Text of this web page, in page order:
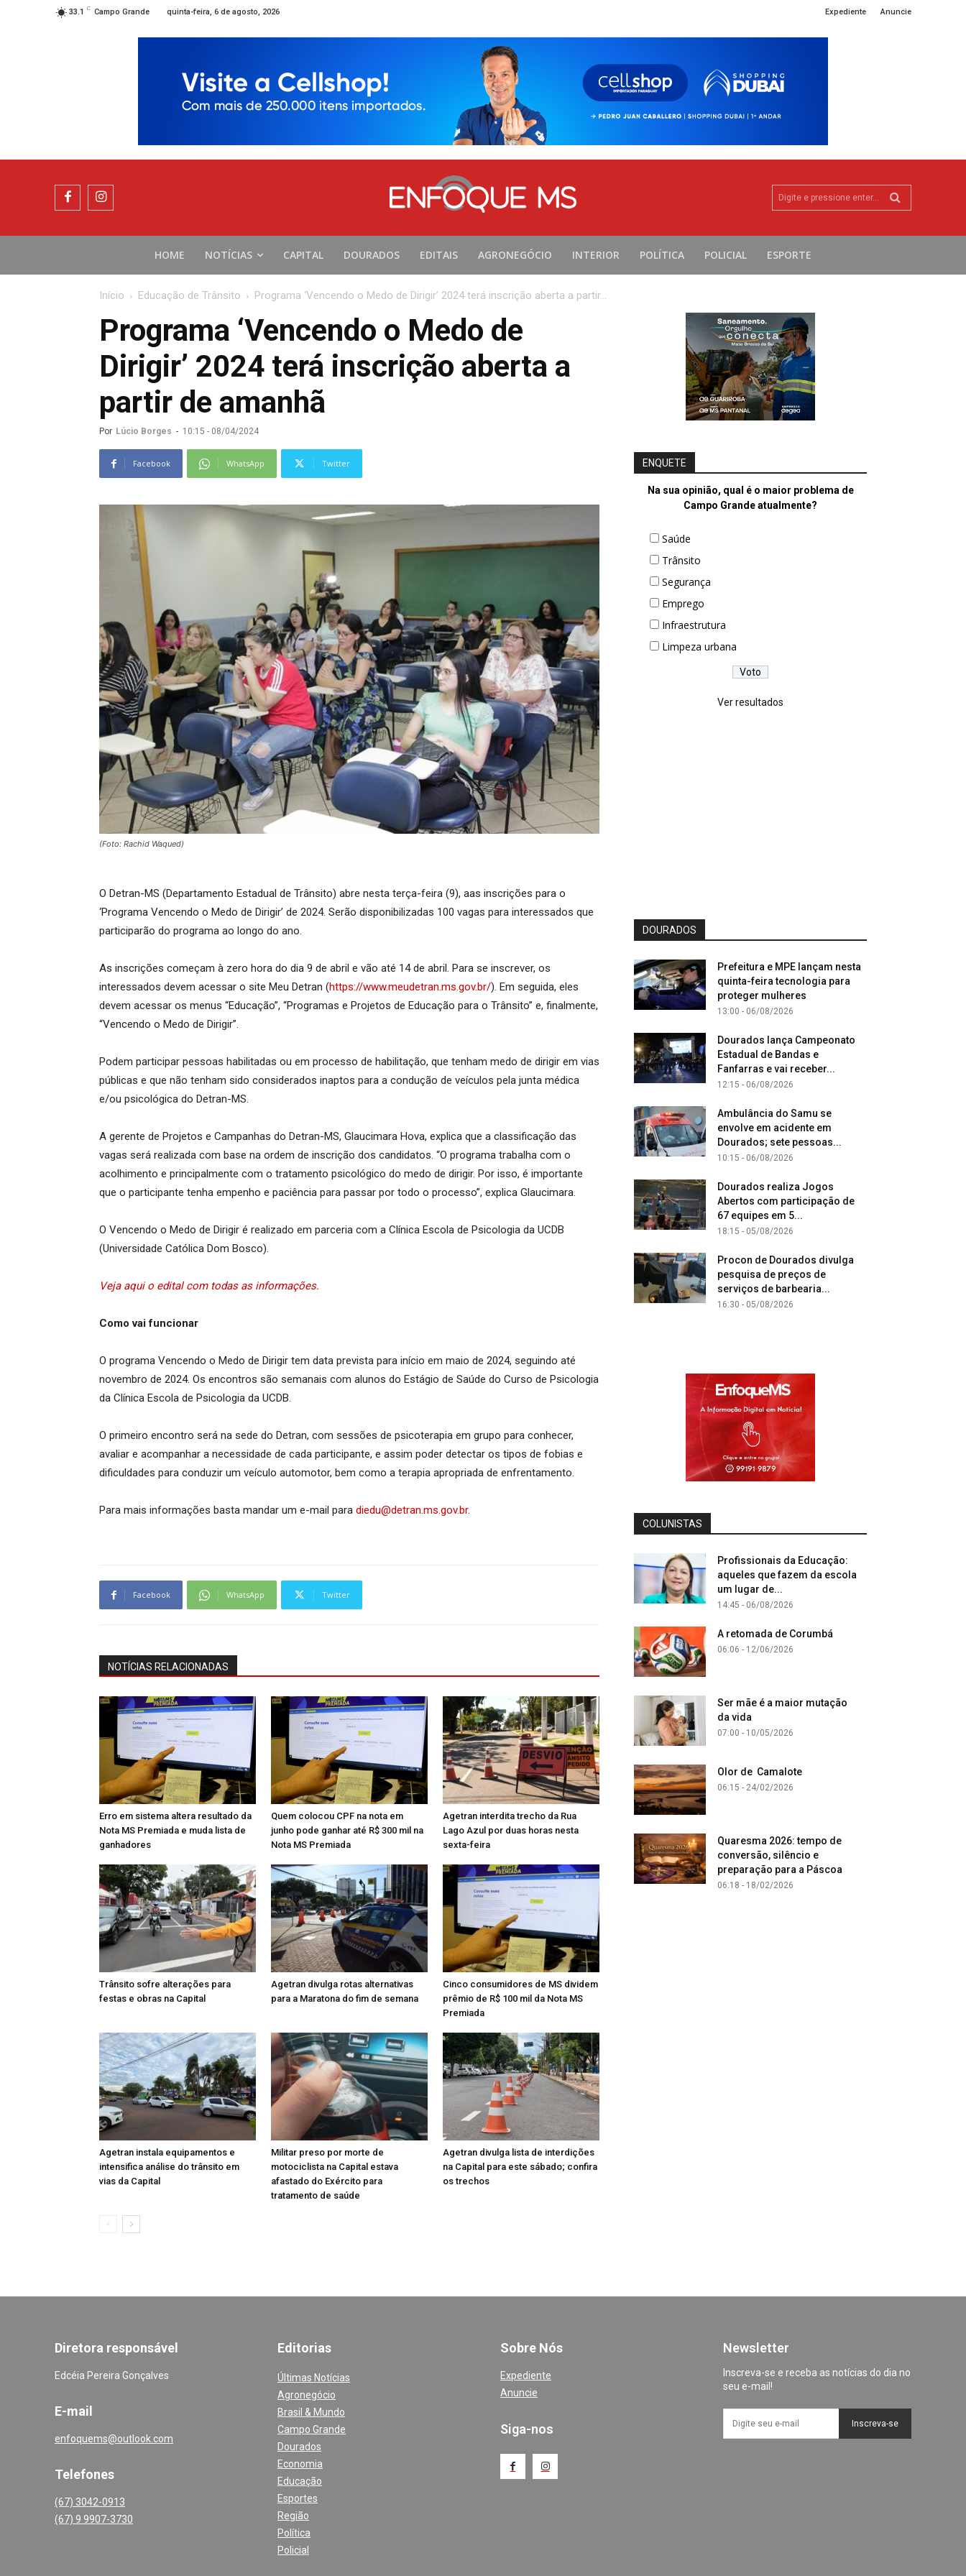
33.1 C Campo Grande quinta-feira, 6 de agosto, 2026 Expediente Anuncie
Digite e pressione enter...
HOME NOTÍCIAS CAPITAL DOURADOS EDITAIS AGRONEGÓCIO INTERIOR POLÍTICA POLICIAL ESPORTE
Início Educação de Trânsito Programa ‘Vencendo o Medo de Dirigir’ 2024 terá inscrição aberta a partir...
Programa ‘Vencendo o Medo de
Dirigir’ 2024 terá inscrição aberta a
partir de amanhã
Por Lúcio Borges - 10:15 - 08/04/2024
Facebook WhatsApp Twitter
(Foto: Rachid Waqued)
O Detran-MS (Departamento Estadual de Trânsito) abre nesta terça-feira (9), aas inscrições para o
‘Programa Vencendo o Medo de Dirigir’ de 2024. Serão disponibilizadas 100 vagas para interessados que
participarão do programa ao longo do ano.
As inscrições começam à zero hora do dia 9 de abril e vão até 14 de abril. Para se inscrever, os
interessados devem acessar o site Meu Detran (https://www.meudetran.ms.gov.br/). Em seguida, eles
devem acessar os menus “Educação”, “Programas e Projetos de Educação para o Trânsito” e, finalmente,
“Vencendo o Medo de Dirigir”.
Podem participar pessoas habilitadas ou em processo de habilitação, que tenham medo de dirigir em vias
públicas e que não tenham sido considerados inaptos para a condução de veículos pela junta médica
e/ou psicológica do Detran-MS.
A gerente de Projetos e Campanhas do Detran-MS, Glaucimara Hova, explica que a classificação das
vagas será realizada com base na ordem de inscrição dos candidatos. “O programa trabalha com o
acolhimento e principalmente com o tratamento psicológico do medo de dirigir. Por isso, é importante
que o participante tenha empenho e paciência para passar por todo o processo”, explica Glaucimara.
O Vencendo o Medo de Dirigir é realizado em parceria com a Clínica Escola de Psicologia da UCDB
(Universidade Católica Dom Bosco).
Veja aqui o edital com todas as informações.
Como vai funcionar
O programa Vencendo o Medo de Dirigir tem data prevista para início em maio de 2024, seguindo até
novembro de 2024. Os encontros são semanais com alunos do Estágio de Saúde do Curso de Psicologia
da Clínica Escola de Psicologia da UCDB.
O primeiro encontro será na sede do Detran, com sessões de psicoterapia em grupo para conhecer,
avaliar e acompanhar a necessidade de cada participante, e assim poder detectar os tipos de fobias e
dificuldades para conduzir um veículo automotor, bem como a terapia apropriada de enfrentamento.
Para mais informações basta mandar um e-mail para diedu@detran.ms.gov.br.
Facebook WhatsApp Twitter
NOTÍCIAS RELACIONADAS
Erro em sistema altera resultado da
Nota MS Premiada e muda lista de
ganhadores
Quem colocou CPF na nota em
junho pode ganhar até R$ 300 mil na
Nota MS Premiada
Agetran interdita trecho da Rua
Lago Azul por duas horas nesta
sexta-feira
Trânsito sofre alterações para
festas e obras na Capital
Agetran divulga rotas alternativas
para a Maratona do fim de semana
Cinco consumidores de MS dividem
prêmio de R$ 100 mil da Nota MS
Premiada
Agetran instala equipamentos e
intensifica análise do trânsito em
vias da Capital
Militar preso por morte de
motociclista na Capital estava
afastado do Exército para
tratamento de saúde
Agetran divulga lista de interdições
na Capital para este sábado; confira
os trechos
ENQUETE
Na sua opinião, qual é o maior problema de
Campo Grande atualmente?
Saúde
Trânsito
Segurança
Emprego
Infraestrutura
Limpeza urbana
Ver resultados
DOURADOS
Prefeitura e MPE lançam nesta
quinta-feira tecnologia para
proteger mulheres
13:00 - 06/08/2026
Dourados lança Campeonato
Estadual de Bandas e
Fanfarras e vai receber...
12:15 - 06/08/2026
Ambulância do Samu se
envolve em acidente em
Dourados; sete pessoas...
10:15 - 06/08/2026
Dourados realiza Jogos
Abertos com participação de
67 equipes em 5...
18:15 - 05/08/2026
Procon de Dourados divulga
pesquisa de preços de
serviços de barbearia...
16:30 - 05/08/2026
COLUNISTAS
Profissionais da Educação:
aqueles que fazem da escola
um lugar de...
14:45 - 06/08/2026
A retomada de Corumbá
06:06 - 12/06/2026
Ser mãe é a maior mutação
da vida
07:00 - 10/05/2026
Olor de Camalote
06:15 - 24/02/2026
Quaresma 2026: tempo de
conversão, silêncio e
preparação para a Páscoa
06:18 - 18/02/2026
Diretora responsável
Edcéia Pereira Gonçalves
E-mail
enfoquems@outlook.com
Telefones
(67) 3042-0913
(67) 9 9907-3730
Editorias
Últimas Notícias
Agronegócio
Brasil & Mundo
Campo Grande
Dourados
Economia
Educação
Esportes
Região
Política
Policial
Sobre Nós
Expediente
Anuncie
Siga-nos
Newsletter
Inscreva-se e receba as notícias do dia no
seu e-mail!
Inscreva-se